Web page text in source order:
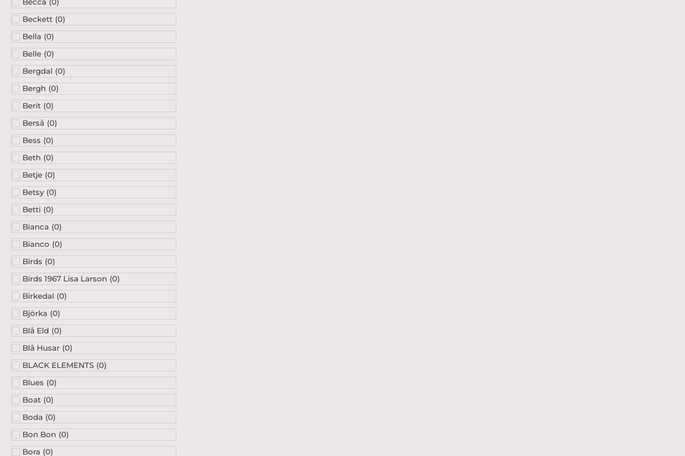
Beckett (0)
Bella (0)
Belle (0)
Bergdal (0)
Bergh (0)
Berit (0)
Berså (0)
Bess (0)
Beth (0)
Betje (0)
Betsy (0)
Betti (0)
Bianca (0)
Bianco (0)
Birds (0)
Birds 1967 Lisa Larson (0)
Birkedal (0)
Björka (0)
Blå Eld (0)
Blå Husar (0)
BLACK ELEMENTS (0)
Blues (0)
Boat (0)
Boda (0)
Bon Bon (0)
Bora (0)